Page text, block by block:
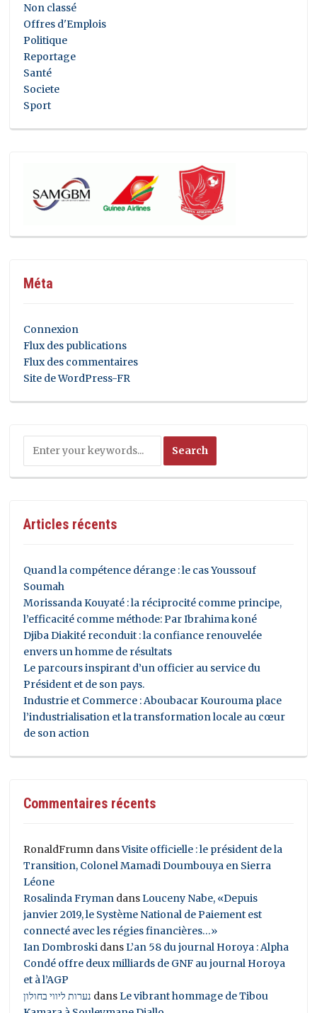
Non classé
Offres d'Emplois
Politique
Reportage
Santé
Societe
Sport
Méta
Connexion
Flux des publications
Flux des commentaires
Site de WordPress-FR
Articles récents
Quand la compétence dérange : le cas Youssouf
Soumah
Morissanda Kouyaté : la réciprocité comme principe,
l’efficacité comme méthode: Par Ibrahima koné
Djiba Diakité reconduit : la confiance renouvelée
envers un homme de résultats
Le parcours inspirant d’un officier au service du
Président et de son pays.
Industrie et Commerce : Aboubacar Kourouma place
l’industrialisation et la transformation locale au cœur
de son action
Commentaires récents
RonaldFrumn dansVisite officielle : le président de la
Transition, Colonel Mamadi Doumbouya en Sierra
Léone
Rosalinda Fryman dansLouceny Nabe, «Depuis
janvier 2019, le Système National de Paiement est
connecté avec les régies financières…»
Ian Dombroski dansL’an 58 du journal Horoya : Alpha
Condé offre deux milliards de GNF au journal Horoya
et à l’AGP
נערות ליווי בחולון dansLe vibrant hommage de Tibou